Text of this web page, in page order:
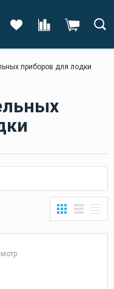
приборов для лодки